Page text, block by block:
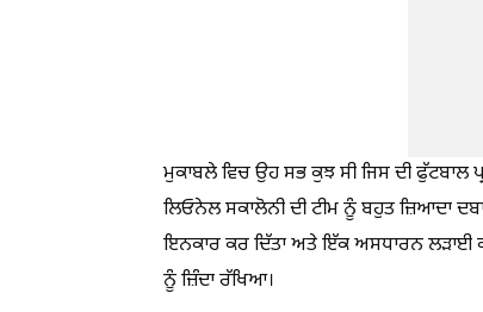
ਮੁਕਾਬਲੇ ਵਿਚ ਉਹ ਸਭ ਕੁਝ ਸੀ ਜਿਸ ਦੀ ਫੁੱਟਬਾਲ
ਲਿਓਨੇਲ ਸਕਾਲੋਨੀ ਦੀ ਟੀਮ ਨੂੰ ਬਹੁਤ ਜ਼ਿਆਦਾ
ਇਨਕਾਰ ਕਰ ਦਿੱਤਾ ਅਤੇ ਇੱਕ ਅਸਧਾਰਨ ਲੜਾਈ
ਨੂੰ ਜ਼ਿੰਦਾ ਰੱਖਿਆ।